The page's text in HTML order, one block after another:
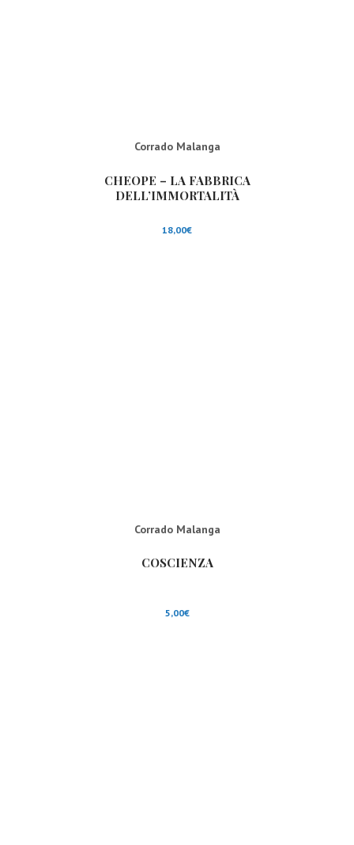
Corrado Malanga
CHEOPE – LA FABBRICA
DELL’IMMORTALITÀ
18,00€
Corrado Malanga
COSCIENZA
5,00€